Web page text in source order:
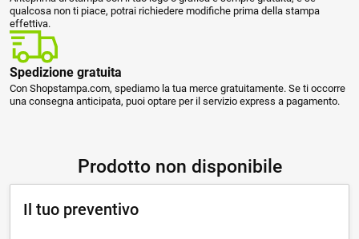
qualcosa non ti piace, potrai richiedere modifiche prima della stampa
effettiva.
Spedizione gratuita
Con Shopstampa.com, spediamo la tua merce gratuitamente. Se ti occorre
una consegna anticipata, puoi optare per il servizio express a pagamento.
Prodotto non disponibile
Il tuo preventivo